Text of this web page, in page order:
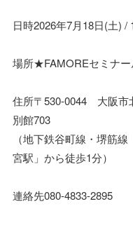
日時2026年7月18日(土) /
場所★FAMOREセミナー
住所〒530-0044 大阪市
別館703
（地下鉄谷町線・堺筋
宮駅」から徒歩1分）
連絡先080-4833-2895